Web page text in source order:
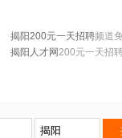
揭阳200元一天招聘频道
揭阳人才网200元一天招